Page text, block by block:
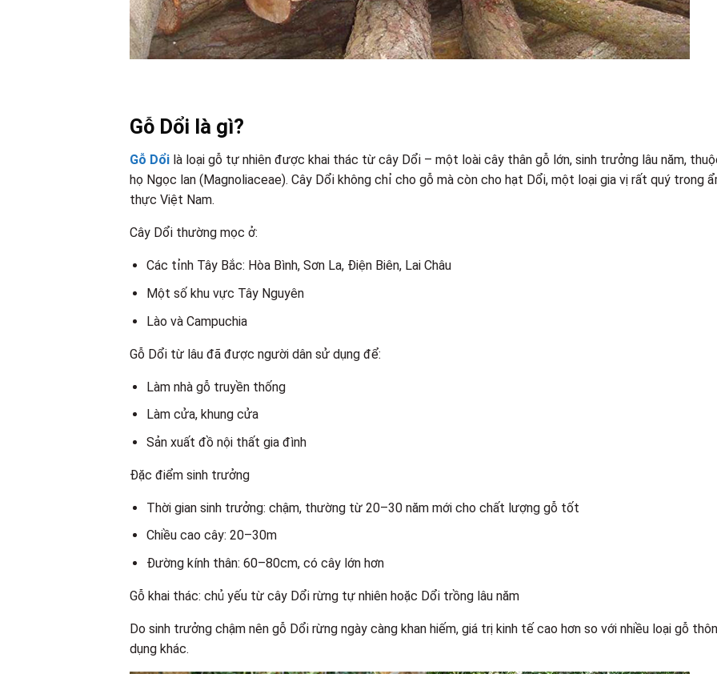
Gỗ Dổi là gì?
Gỗ Dổi là loại gỗ tự nhiên được khai thác từ cây Dổi – một loài cây thân gỗ lớn, sinh trưởng lâu năm,
họ Ngọc lan (Magnoliaceae). Cây Dổi không chỉ cho gỗ mà còn cho hạt Dổi, một loại gia vị rất quý trong
thực Việt Nam.
Cây Dổi thường mọc ở:
Các tỉnh Tây Bắc: Hòa Bình, Sơn La, Điện Biên, Lai Châu
Một số khu vực Tây Nguyên
Lào và Campuchia
Gỗ Dổi từ lâu đã được người dân sử dụng để:
Làm nhà gỗ truyền thống
Làm cửa, khung cửa
Sản xuất đồ nội thất gia đình
Đặc điểm sinh trưởng
Thời gian sinh trưởng: chậm, thường từ 20–30 năm mới cho chất lượng gỗ tốt
Chiều cao cây: 20–30m
Đường kính thân: 60–80cm, có cây lớn hơn
Gỗ khai thác: chủ yếu từ cây Dổi rừng tự nhiên hoặc Dổi trồng lâu năm
Do sinh trưởng chậm nên gỗ Dổi rừng ngày càng khan hiếm, giá trị kinh tế cao hơn so với nhiều loại gỗ
dụng khác.